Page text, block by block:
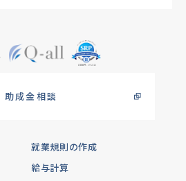
助成金相談
就業規則の作成
給与計算